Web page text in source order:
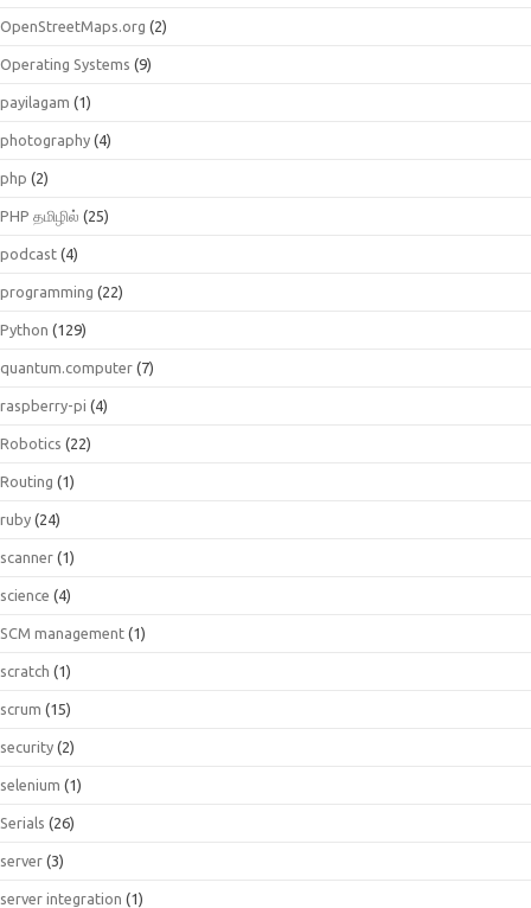
OpenStreetMaps.org (2)
Operating Systems (9)
payilagam (1)
photography (4)
php (2)
PHP தமிழில் (25)
podcast (4)
programming (22)
Python (129)
quantum.computer (7)
raspberry-pi (4)
Robotics (22)
Routing (1)
ruby (24)
scanner (1)
science (4)
SCM management (1)
scratch (1)
scrum (15)
security (2)
selenium (1)
Serials (26)
server (3)
server integration (1)